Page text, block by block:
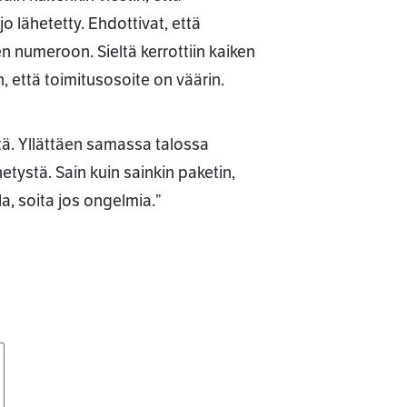
lähetetty. Ehdottivat, että
numeroon. Sieltä kerrottiin kaiken
että toimitusosoite on väärin.
Yllättäen samassa talossa
Sain kuin sainkin paketin,
soita jos ongelmia.”